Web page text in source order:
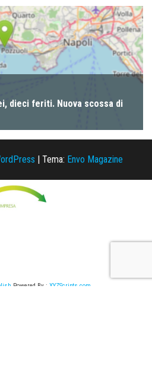
Tema: Envo Magazine
Powered By : XYZScripts.com